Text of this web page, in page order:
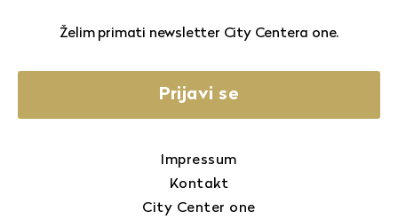
Želim primati newsletter City Centera one.
Prijavi se
Impressum
Kontakt
City Center one